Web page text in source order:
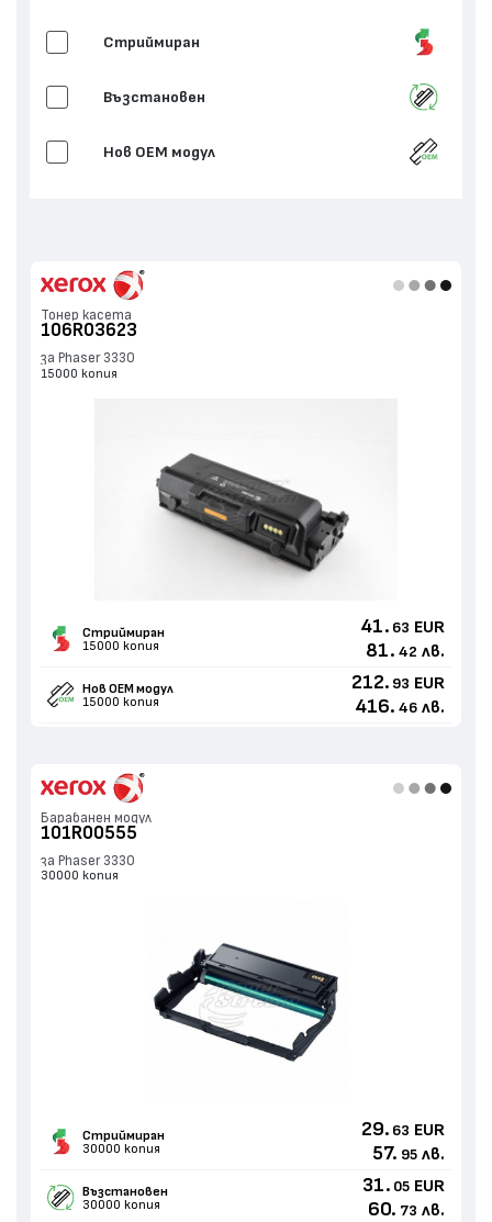
Стриймиран
Възстановен
Нов ОЕМ модул
Тонер касета
106R03623
за Phaser 3330
15000 копия
Стриймиран
15000 копия
41. 63 EUR
81. 42 лв.
Нов ОЕМ модул
15000 копия
212. 93 EUR
416. 46 лв.
Барабанен модул
101R00555
за Phaser 3330
30000 копия
Стриймиран
30000 копия
29. 63 EUR
57. 95 лв.
Възстановен
30000 копия
31. 05 EUR
60. 73 лв.